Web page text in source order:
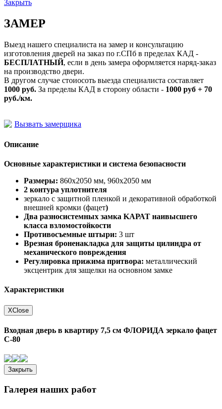
Закрыть
ЗАМЕР
Выезд нашего специалиста на замер и консультацию
изготовления дверей на заказ по г.СПб в пределах КАД -
БЕСПЛАТНЫЙ, если в день замера оформляется наряд-заказ
на производство двери.
В другом случае стоиосоть выезда специалиста составляет
1000 руб. За пределы КАД в сторону области - 1000 руб + 70
руб./км.
Вызвать замерщика
Описание
Основные характеристики и система безопасности
Размеры: 860х2050 мм, 960х2050 мм
2 контура уплотнителя
зеркало с защитной пленкой и декоративной обработкой
внешней кромки (фацет)
Два разносистемных замка KAРАТ наивысшего
класса взломостойкости
Противосъемные штыри: 3 шт
Врезная броненакладка для защиты цилиндра от
механического повреждения
Регулировка прижима притвора: металлический
эксцентрик для защелки на основном замке
Характеристики
XClose
Входная дверь в квартиру 7,5 см ФЛОРИДА зеркало фацет
С-80
Закрыть
Галерея наших работ